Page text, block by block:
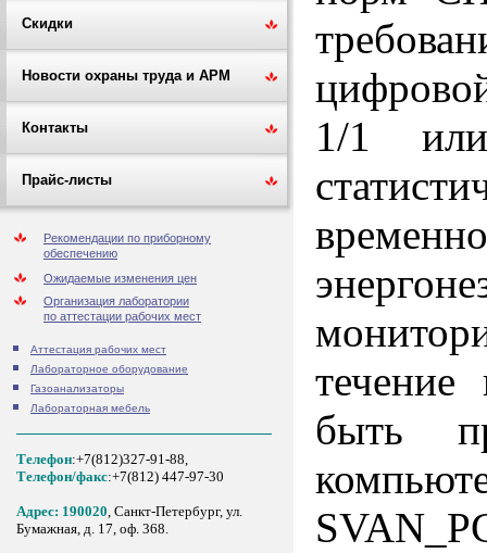
Скидки
Новости охраны труда и АРМ
Контакты
Прайс-листы
Рекомендации по приборному
обеспечению
Ожидаемые изменения цен
Организация лаборатории
по аттестации рабочих мест
Аттестация рабочих мест
Лабораторное оборудование
Газоанализаторы
Лабораторная мебель
Телефон:+7(812)327-91-88,
Tелефон/факс:+7(812) 447-97-30
Адрес: 190020, Санкт-Петербург, ул.
Бумажная, д. 17, оф. 368.
1/1
течение
быть